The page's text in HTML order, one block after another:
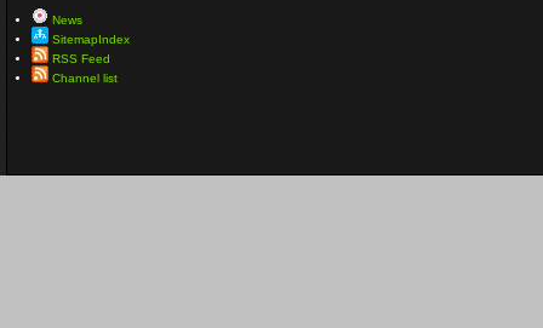
News
SitemapIndex
RSS Feed
Channel list